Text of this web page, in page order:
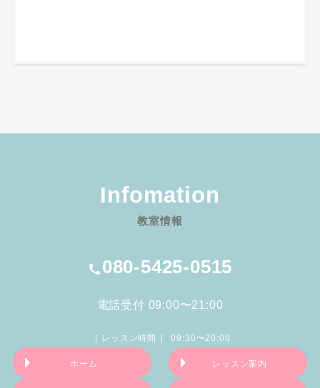
Infomation
教室情報
080-5425-0515
電話受付 09:00〜21:00
［ レッスン時間 ］ 09:30〜20:00
ホーム レッスン案内